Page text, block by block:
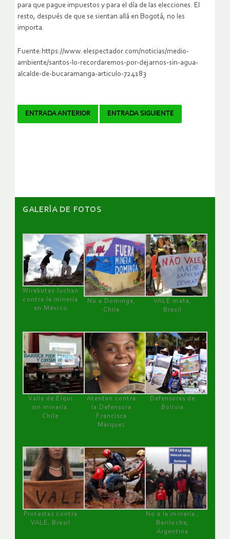
para que pague impuestos y para el día de las elecciones. El
resto, después de que se sientan allá en Bogotá, no les
importa.
Fuente:https://www.elespectador.com/noticias/medio-
ambiente/santos-lo-recordaremos-por-dejarnos-sin-agua-
alcalde-de-bucaramanga-articulo-724183
Navegador
ENTRADA ANTERIOR ENTRADA SIGUIENTE
GALERÌA DE FOTOS
Wirakutas luchan
contra la minería
en México
No a Dominga,
Chile
VALE mata,
Brasil
Valle de Elqui
sin minería.
Chile
Atentan contra
la Defensora
Francisca
Márquez
Defensoras de
Bolivia
Protestas contra
VALE, Brasil
No a la minería ,
Bariloche,
Argentina